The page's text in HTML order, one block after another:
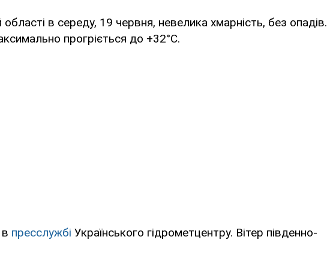
області в середу, 19 червня, невелика хмарність, без опадів.
прогріється до +32°С.
пресслужбі Українського гідрометцентру. Вітер південно-